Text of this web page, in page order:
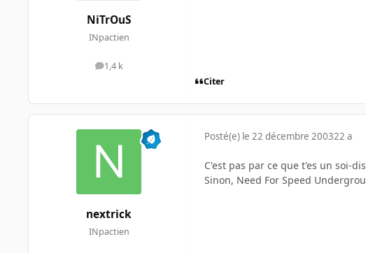
NiTrOuS
INpactien
1,4 k
messages
Citer
nextrick
INpactien
Posté(e) le 22 décembre 200322 a
C'est pas par ce que t'es un soi-
Sinon, Need For Speed